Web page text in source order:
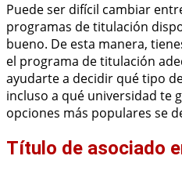
Puede ser difícil cambiar
programas de titulación
bueno. De esta manera,
el programa de titulación
ayudarte a decidir qué tipo
incluso a qué universidad te
opciones más populares se
Título de asociado